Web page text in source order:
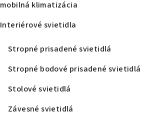
mobilná klimatizácia
Interiérové svietidla
Stropné prisadené svietidlá
Stropné bodové prisadené svietidlá
Stolové svietidlá
Závesné svietidlá